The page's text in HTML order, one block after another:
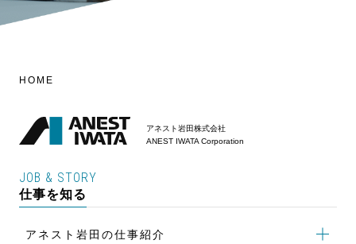
HOME
アネスト岩田株式会社
ANEST IWATA Corporation
JOB & STORY
仕事を知る
アネスト岩田の仕事紹介